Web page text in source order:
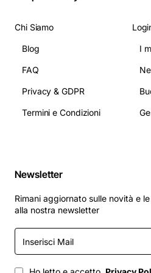
Chi Siamo
Blog
FAQ
Privacy & GDPR
Termini e Condizioni
I
Newsletter
Rimani aggiornato sulle novità e
alla nostra newsletter
Inserisci
Mail